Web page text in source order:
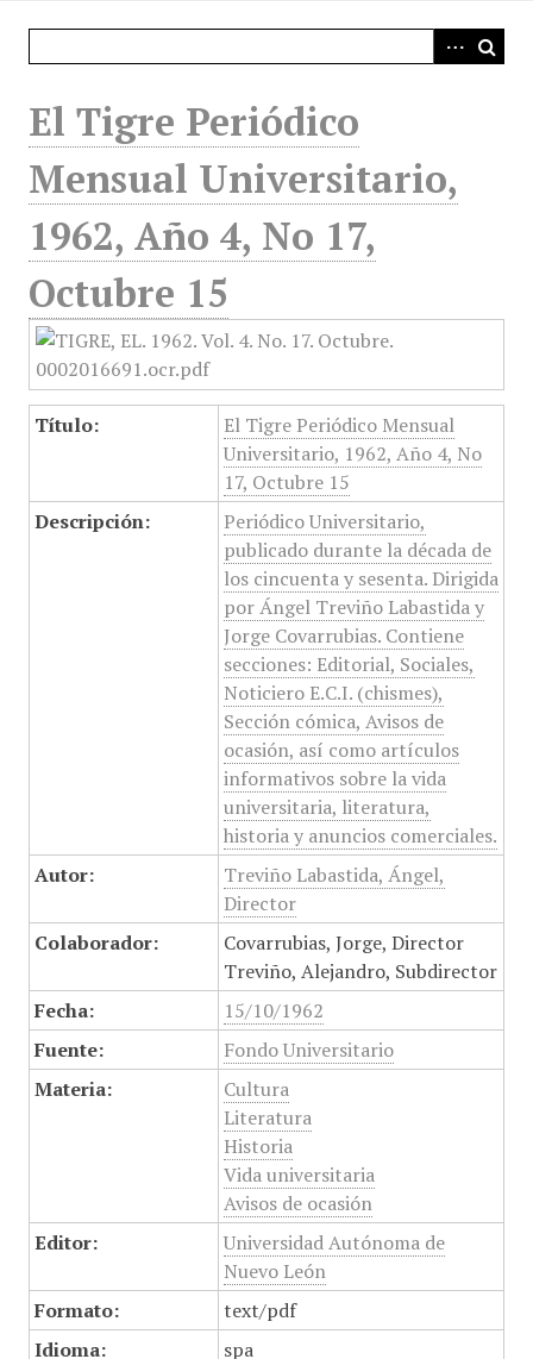
El Tigre Periódico
Mensual Universitario,
1962, Año 4, No 17,
Octubre 15
Título:
El Tigre Periódico Mensual
Universitario, 1962, Año 4, No
17, Octubre 15
Descripción:
Periódico Universitario,
publicado durante la década de
los cincuenta y sesenta. Dirigida
por Ángel Treviño Labastida y
Jorge Covarrubias. Contiene
secciones: Editorial, Sociales,
Noticiero E.C.I. (chismes),
Sección cómica, Avisos de
ocasión, así como artículos
informativos sobre la vida
universitaria, literatura,
historia y anuncios comerciales.
Autor:
Treviño Labastida, Ángel,
Director
Colaborador:
Covarrubias, Jorge, Director
Treviño, Alejandro, Subdirector
Fecha:
15/10/1962
Fuente:
Fondo Universitario
Materia:
Cultura
Literatura
Historia
Vida universitaria
Avisos de ocasión
Editor:
Universidad Autónoma de
Nuevo León
Formato:
text/pdf
Idioma:
spa